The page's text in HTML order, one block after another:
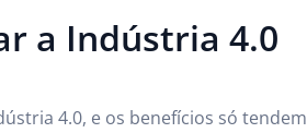
a Indústria 4.0
4.0, e os benefícios só tendem